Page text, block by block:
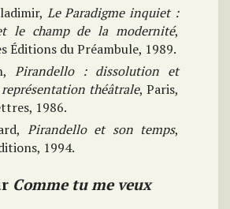
Le Paradigme inquiet :
le champ de la modernité,
Éditions du Préambule, 1989.
Pirandello : dissolution et
représentation théâtrale, Paris,
1986.
Pirandello et son temps,
1994.
Comme tu me veux